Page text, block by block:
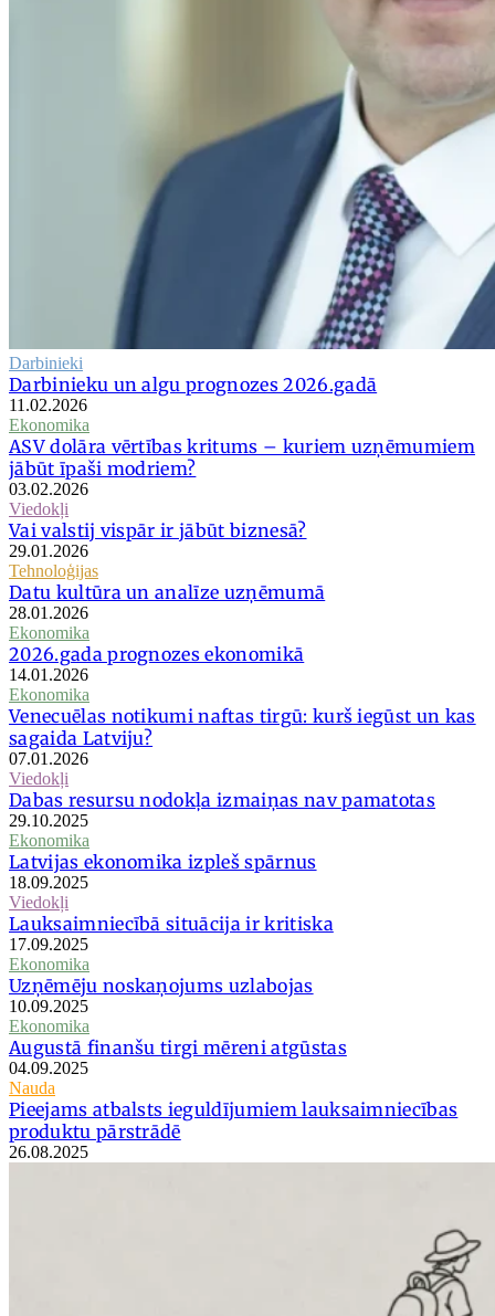
Darbinieki
Darbinieku un algu prognozes 2026.gadā
11.02.2026
Ekonomika
ASV dolāra vērtības kritums – kuriem uzņēmumiem
jābūt īpaši modriem?
03.02.2026
Viedokļi
Vai valstij vispār ir jābūt biznesā?
29.01.2026
Tehnoloģijas
Datu kultūra un analīze uzņēmumā
28.01.2026
Ekonomika
2026.gada prognozes ekonomikā
14.01.2026
Ekonomika
Venecuēlas notikumi naftas tirgū: kurš iegūst un kas
sagaida Latviju?
07.01.2026
Viedokļi
Dabas resursu nodokļa izmaiņas nav pamatotas
29.10.2025
Ekonomika
Latvijas ekonomika izpleš spārnus
18.09.2025
Viedokļi
Lauksaimniecībā situācija ir kritiska
17.09.2025
Ekonomika
Uzņēmēju noskaņojums uzlabojas
10.09.2025
Ekonomika
Augustā finanšu tirgi mēreni atgūstas
04.09.2025
Nauda
Pieejams atbalsts ieguldījumiem lauksaimniecības
produktu pārstrādē
26.08.2025